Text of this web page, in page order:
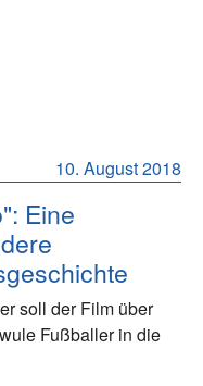
10. August 2018
Eine
soll der Film über
Fußballer in die